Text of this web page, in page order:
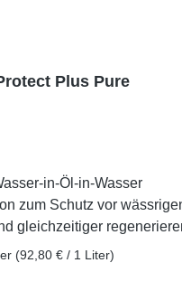
Plus Pure
in-Öl-in-Wasser
zum Schutz vor
gleichzeitiger
stark beanspruchte
(92,80 € / 1 Liter)